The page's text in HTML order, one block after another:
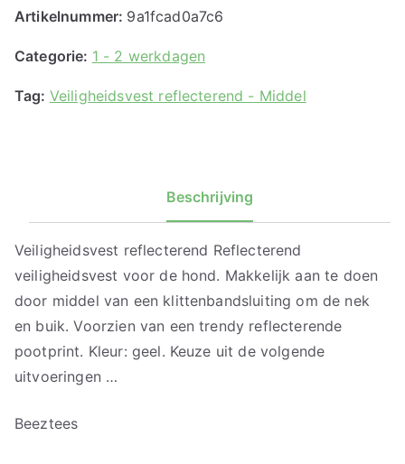
Artikelnummer: 9a1fcad0a7c6
Categorie: 1 - 2 werkdagen
Tag: Veiligheidsvest reflecterend - Middel
Beschrijving
Veiligheidsvest reflecterend Reflecterend
veiligheidsvest voor de hond. Makkelijk aan te doen
door middel van een klittenbandsluiting om de nek
en buik. Voorzien van een trendy reflecterende
pootprint. Kleur: geel. Keuze uit de volgende
uitvoeringen …
Beeztees